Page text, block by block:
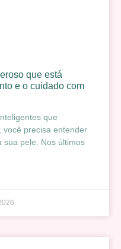
que está
e o cuidado com
que
você precisa entender
sua pele. Nos últimos